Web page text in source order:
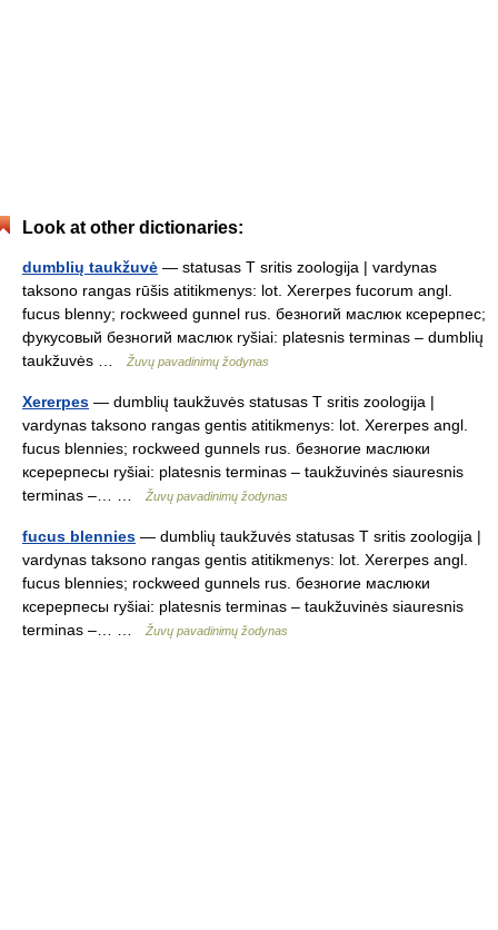
Look at other dictionaries:
dumblių taukžuvė — statusas T sritis zoologija | vardynas
taksono rangas rūšis atitikmenys: lot. Xererpes fucorum angl.
fucus blenny; rockweed gunnel rus. безногий маслюк ксерерпес;
фукусовый безногий маслюк ryšiai: platesnis terminas – dumblių
taukžuvės …
Žuvų pavadinimų žodynas
Xererpes — dumblių taukžuvės statusas T sritis zoologija |
vardynas taksono rangas gentis atitikmenys: lot. Xererpes angl.
fucus blennies; rockweed gunnels rus. безногие маслюки
ксерерпесы ryšiai: platesnis terminas – taukžuvinės siauresnis
terminas –… …
Žuvų pavadinimų žodynas
fucus blennies — dumblių taukžuvės statusas T sritis zoologija |
vardynas taksono rangas gentis atitikmenys: lot. Xererpes angl.
fucus blennies; rockweed gunnels rus. безногие маслюки
ксерерпесы ryšiai: platesnis terminas – taukžuvinės siauresnis
terminas –… …
Žuvų pavadinimų žodynas